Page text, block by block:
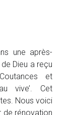
une après-
Dieu a reçu
et
vive’. Cet
Nous voici
de rénovation